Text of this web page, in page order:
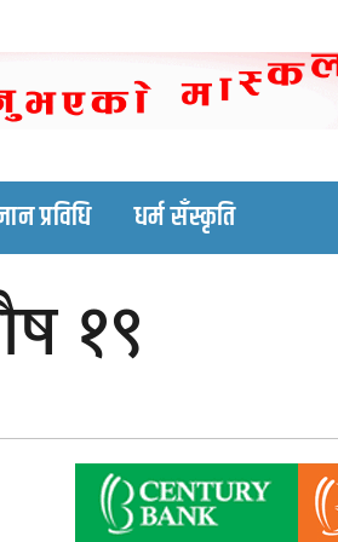
site
प्रविधि धर्म सँस्कृति
१९